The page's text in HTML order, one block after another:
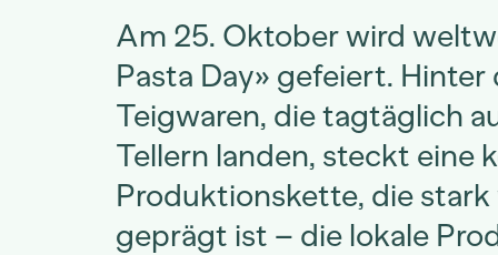
Am 25. Oktober wird
Pasta Day» gefeiert.
Teigwaren, die tagtäglich
Tellern landen, steckt eine
Produktionskette, die
geprägt ist – die lokale